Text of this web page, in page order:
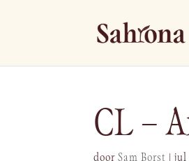
CL –
doorSam Borst |jul